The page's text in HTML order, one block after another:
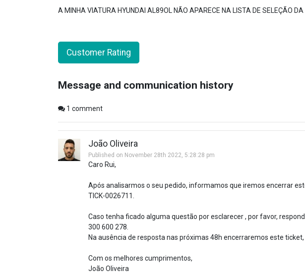
A MINHA VIATURA HYUNDAI AL89OL NÃO APARECE NA LISTA DE SELEÇÃO
Customer Rating
Message and communication history
1 comment
João Oliveira
Published on November 28th 2022, 5:28:28 pm
Caro Rui,
Após analisarmos o seu pedido, informamos que iremos encerrar
TICK-0026711.
Caso tenha ficado alguma questão por esclarecer , por favor,
300 600 278.
Na ausência de resposta nas próximas 48h encerraremos este
Com os melhores cumprimentos,
João Oliveira